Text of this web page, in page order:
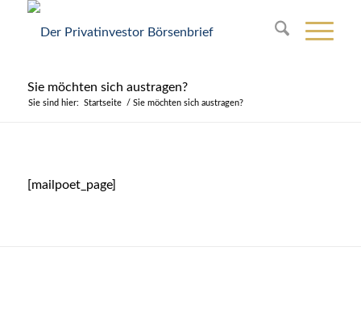
Sie möchten sich austragen?
Sie sind hier: Startseite / Sie möchten sich austragen?
[mailpoet_page]